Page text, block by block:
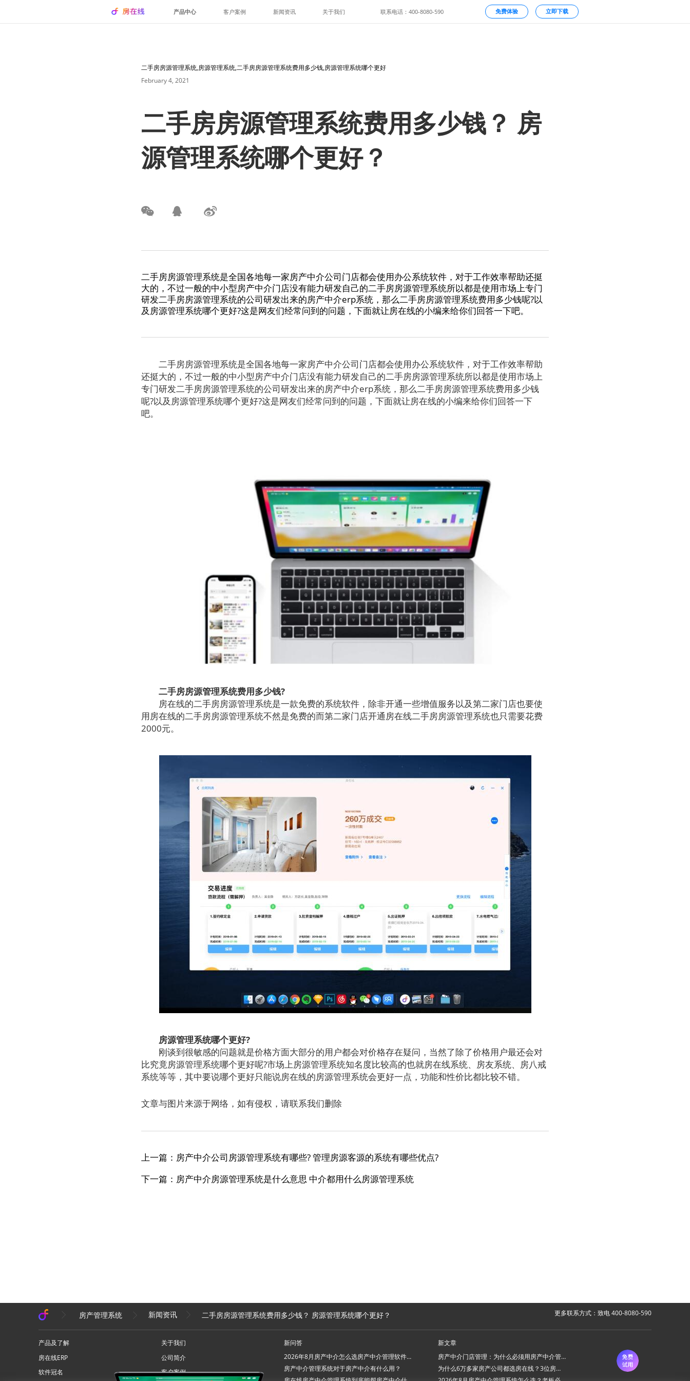
产品中心 客户案例 新闻资讯 关于我们 联系电话：400-8080-590 免费体验 立即下载
二手房房源管理系统,房源管理系统,二手房房源管理系统费用多少钱,房源管理系统哪个更好
February 4, 2021
二手房房源管理系统费用多少钱？ 房
源管理系统哪个更好？
二手房房源管理系统是全国各地每一家房产中介公司门店都会使用办公系统软件，对于工作效率帮助还挺
大的，不过一般的中小型房产中介门店没有能力研发自己的二手房房源管理系统所以都是使用市场上专门
研发二手房房源管理系统的公司研发出来的房产中介erp系统，那么二手房房源管理系统费用多少钱呢?以
及房源管理系统哪个更好?这是网友们经常问到的问题，下面就让房在线的小编来给你们回答一下吧。
二手房房源管理系统是全国各地每一家房产中介公司门店都会使用办公系统软件，对于工作效率帮助
还挺大的，不过一般的中小型房产中介门店没有能力研发自己的二手房房源管理系统所以都是使用市场上
专门研发二手房房源管理系统的公司研发出来的房产中介erp系统，那么二手房房源管理系统费用多少钱
呢?以及房源管理系统哪个更好?这是网友们经常问到的问题，下面就让房在线的小编来给你们回答一下
吧。
二手房房源管理系统费用多少钱?
房在线的二手房房源管理系统是一款免费的系统软件，除非开通一些增值服务以及第二家门店也要使
用房在线的二手房房源管理系统不然是免费的而第二家门店开通房在线二手房房源管理系统也只需要花费
2000元。
房源管理系统哪个更好?
刚谈到很敏感的问题就是价格方面大部分的用户都会对价格存在疑问，当然了除了价格用户最还会对
比究竟房源管理系统哪个更好呢?市场上房源管理系统知名度比较高的也就房在线系统、房友系统、房八戒
系统等等，其中要说哪个更好只能说房在线的房源管理系统会更好一点，功能和性价比都比较不错。
文章与图片来源于网络，如有侵权，请联系我们删除
上一篇：房产中介公司房源管理系统有哪些? 管理房源客源的系统有哪些优点?
下一篇：房产中介房源管理系统是什么意思 中介都用什么房源管理系统
房产管理系统 新闻资讯 二手房房源管理系统费用多少钱？ 房源管理系统哪个更好？ 更多联系方式：致电 400-8080-590
产品及了解
房在线ERP
软件冠名
关于我们
公司简介
客户案例
新问答
2026年8月房产中介怎么选房产中介管理软件系统？
房产中介管理系统对于房产中介有什么用？
新文章
房产中介门店管理：为什么必须用房产中介管理系统？
为什么6万多家房产公司都选房在线？3位房产中介老板的真实心声